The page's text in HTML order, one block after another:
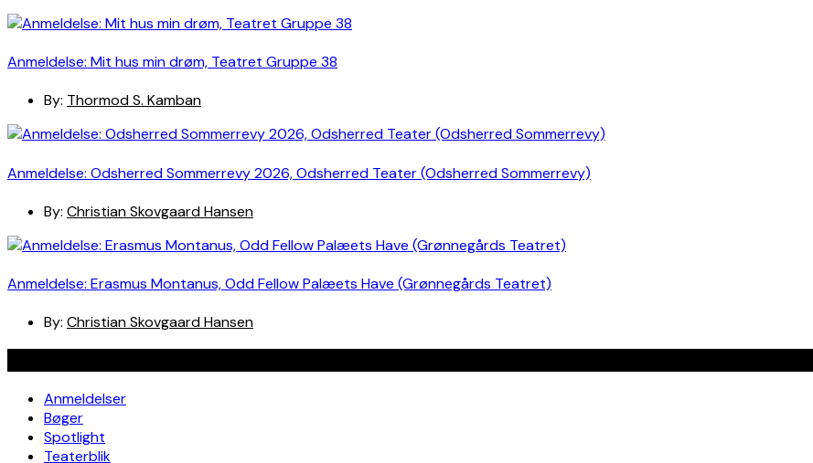
Anmeldelse: Mit hus min drøm, Teatret Gruppe 38
By: Thormod S. Kamban
Anmeldelse: Odsherred Sommerrevy 2026, Odsherred Teater (Odsherred Sommerrevy)
By: Christian Skovgaard Hansen
Anmeldelse: Erasmus Montanus, Odd Fellow Palæets Have (Grønnegårds Teatret)
By: Christian Skovgaard Hansen
Anmeldelser
Bøger
Spotlight
Teaterblik